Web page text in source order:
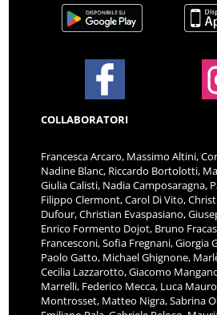
COLLABORATORI
Francesca Arcaro, Massimo Altini,
Nadine Blanc, Riccardo Bortolotti,
Giulia Calisti, Nadia Camposaragna,
Filippo Clermont, Carol Di Vito,
Dufour, Christian Evaspasiano,
Enrico Formento Dojot, Bruno
Francesconi, Sofia Fregnani, Giorgia
Paolo Gatto, Michael Ghignone,
Cecilia Lazzarotto, Giacomo
Marrelli, Federico Mecca, Luca
Montrosset, Matteo Nigra, Sabrina